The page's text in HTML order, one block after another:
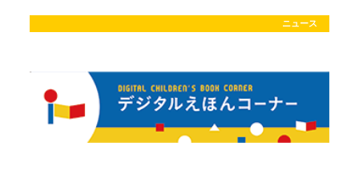
ニュース